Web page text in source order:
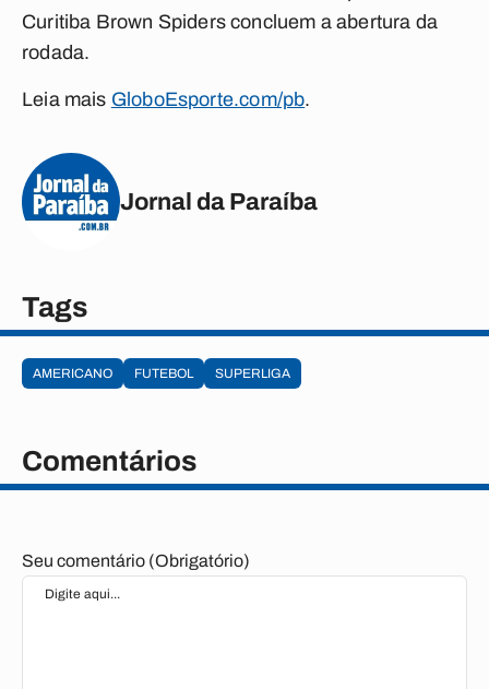
Curitiba Brown Spiders concluem a abertura da
rodada.
Leia mais GloboEsporte.com/pb.
Jornal da Paraíba
Tags
AMERICANO FUTEBOL SUPERLIGA
Comentários
Seu comentário (Obrigatório)